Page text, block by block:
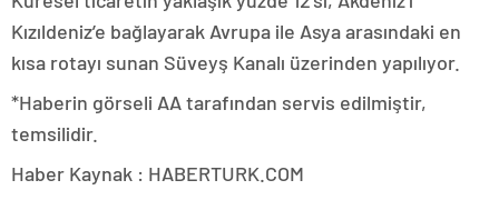
Kızıldeniz’e bağlayarak Avrupa ile Asya arasındaki en
kısa rotayı sunan Süveyş Kanalı üzerinden yapılıyor.
*Haberin görseli AA tarafından servis edilmiştir,
temsilidir.
Haber Kaynak : HABERTURK.COM